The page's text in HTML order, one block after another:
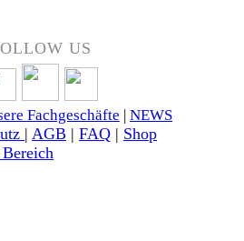
US
Fachgeschäfte NEWS
| AGB | FAQ | Shop